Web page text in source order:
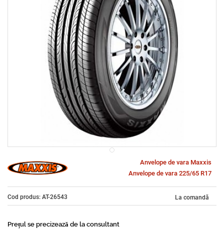
Anvelope de vara Maxxis
Anvelope de vara 225/65 R17
Cod produs: AT-26543 La comandă
Prețul se precizează de la consultant